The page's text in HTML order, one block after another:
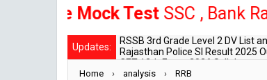
Mock TestSSC , Bank
Updates:
RSSB 3rd Grade Level 2 DV List
Rajasthan Police SI Result 2025
CET 12th Exam 2026 Syllabus
RPSC Senior Teacher
Home › analysis › RRB